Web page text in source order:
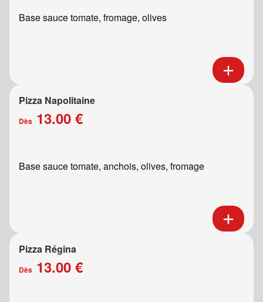
Base sauce tomate, fromage, olives
Pizza Napolitaine
Dès 13.00 €
Base sauce tomate, anchois, olives, fromage
Pizza Régina
Dès 13.00 €